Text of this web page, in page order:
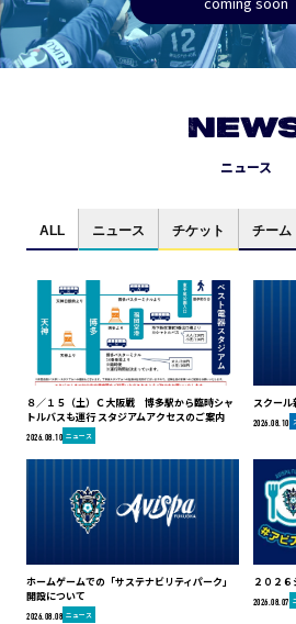
ニュース
ALL ニュース チケット チーム
８／１５（土）Ｃ大阪戦 博多駅から臨時シャ
トルバスも運行 スタジアムアクセスのご案内
2026.08.10 ニュース
スクー
2026.08.10
ホームゲームでの「サステナビリティパーク」
開設について
2026.08.08 ニュース
２０２
2026.08.07